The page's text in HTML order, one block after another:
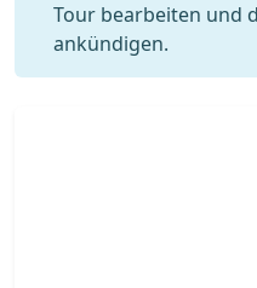
Tour bearbeiten und
ankündigen.